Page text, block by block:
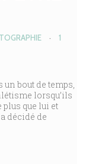
·
1
bout de temps,
lorsqu’ils
plus que lui et
décidé de